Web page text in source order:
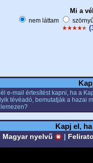
Mi a
nem láttam szörnyű
e-mail értesítést kapni, ha a
tévéadó, bemutatják a hazai
Kapj el,
Magyar nyelvű |